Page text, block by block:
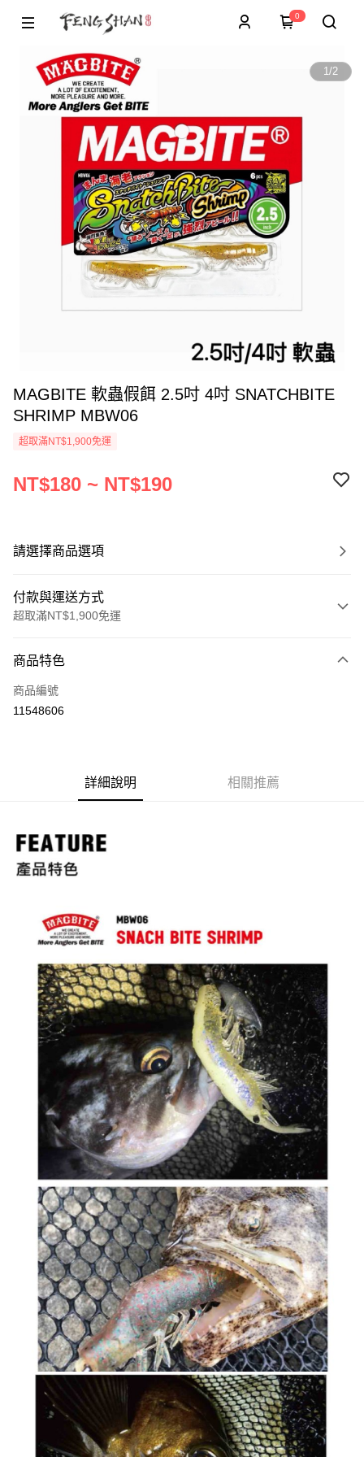
0
1/2
MAGBITE 軟蟲假餌 2.5吋 4吋 SNATCHBITE
SHRIMP MBW06
超取滿NT$1,900免運
NT$180 ~ NT$190
請選擇商品選項
付款與運送方式
超取滿NT$1,900免運
信用卡一次付款
超商取貨付款
運送方式
付款後全家取貨
每筆NT$60，滿NT$1,900(含以上)免運費
7-11取貨付款
每筆NT$60
付款後7-11取貨
每筆NT$60，滿NT$1,900(含以上)免運費
每筆NT$130
商品特色
商品編號
11548606
詳細說明 相關推薦